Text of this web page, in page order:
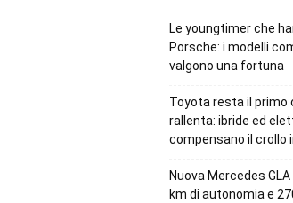
Le youngtimer che
Porsche: i modelli
valgono una fortuna
Toyota resta il
rallenta: ibride ed
compensano il crollo
Nuova Mercedes
km di autonomia e